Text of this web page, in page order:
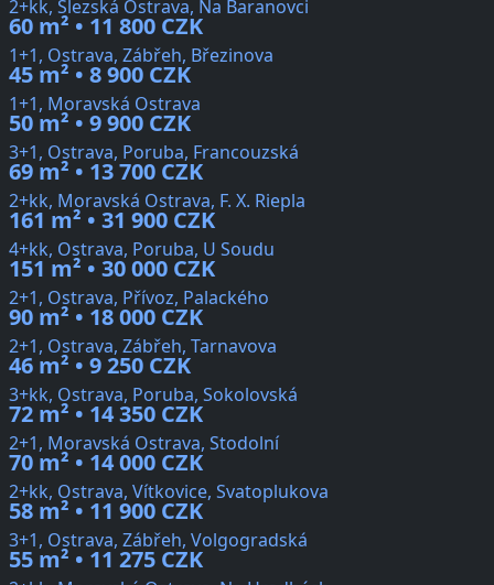
2+kk, Slezská Ostrava, Na Baranovci
60 m² • 11 800 CZK
1+1, Ostrava, Zábřeh, Březinova
45 m² • 8 900 CZK
1+1, Moravská Ostrava
50 m² • 9 900 CZK
3+1, Ostrava, Poruba, Francouzská
69 m² • 13 700 CZK
2+kk, Moravská Ostrava, F. X. Riepla
161 m² • 31 900 CZK
4+kk, Ostrava, Poruba, U Soudu
151 m² • 30 000 CZK
2+1, Ostrava, Přívoz, Palackého
90 m² • 18 000 CZK
2+1, Ostrava, Zábřeh, Tarnavova
46 m² • 9 250 CZK
3+kk, Ostrava, Poruba, Sokolovská
72 m² • 14 350 CZK
2+1, Moravská Ostrava, Stodolní
70 m² • 14 000 CZK
2+kk, Ostrava, Vítkovice, Svatoplukova
58 m² • 11 900 CZK
3+1, Ostrava, Zábřeh, Volgogradská
55 m² • 11 275 CZK